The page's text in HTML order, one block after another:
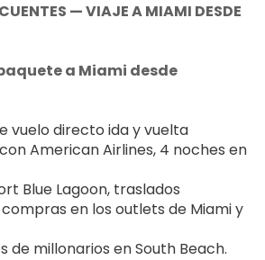
— VIAJE A MIAMI DESDE
a Miami desde
vuelo directo ida y vuelta
American Airlines, 4 noches en
Blue Lagoon, traslados
en los outlets de Miami y
de millonarios en South Beach.